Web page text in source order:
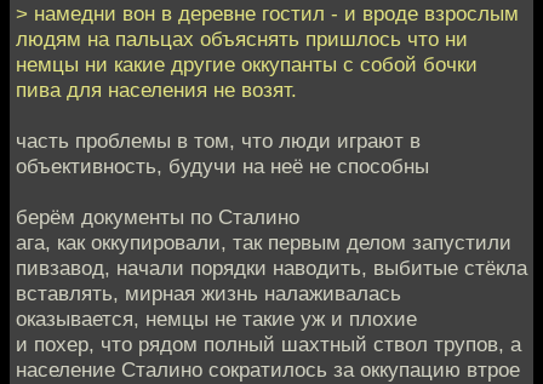
> намедни вон в деревне гостил - и вроде взрослым
людям на пальцах объяснять пришлось что ни
немцы ни какие другие оккупанты с собой бочки
пива для населения не возят.
часть проблемы в том, что люди играют в
объективность, будучи на неё не способны
берём документы по Сталино
ага, как оккупировали, так первым делом запустили
пивзавод, начали порядки наводить, выбитые стёкла
вставлять, мирная жизнь налаживалась
оказывается, немцы не такие уж и плохие
и похер, что рядом полный шахтный ствол трупов, а
население Сталино сократилось за оккупацию втрое